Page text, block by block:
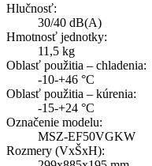
Hlučnosť:
30/40 dB(A)
Hmotnosť jednotky:
11,5 kg
Oblasť použitia – chladenia:
-10-+46 °C
Oblasť použitia – kúrenia:
-15-+24 °C
Označenie modelu:
MSZ-EF50VGKW
Rozmery (VxŠxH):